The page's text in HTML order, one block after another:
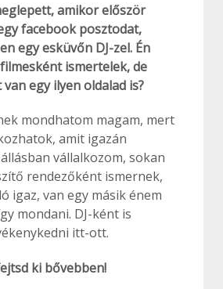
amikor először
facebook posztodat,
egy esküvőn DJ-zel. Én
ismertelek, de
egy ilyen oldalad is?
mondhatom magam, mert
amit igazán
vállalkozom, sokan
rendezőként ismernek,
igaz, van egy másik énem
mondani. DJ-ként is
itt-ott.
ki bővebben!